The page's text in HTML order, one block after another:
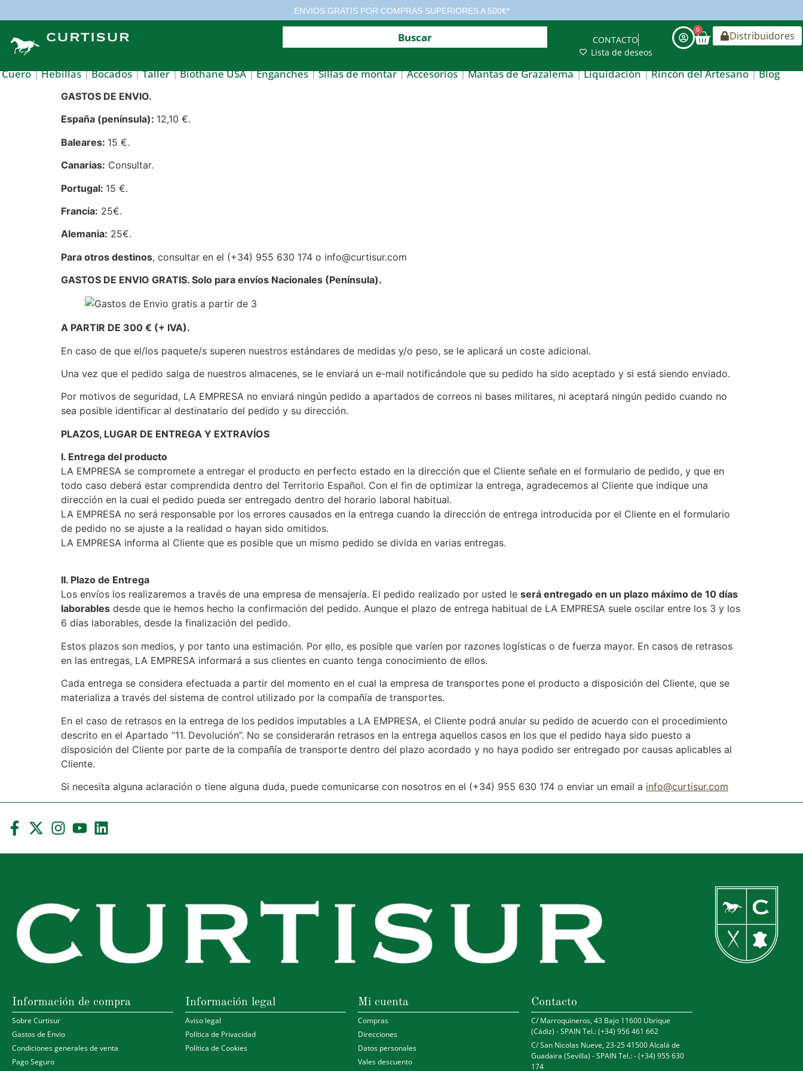
ENVIOS GRATIS POR COMPRAS SUPERIORES A 500€*
CONTACTO
Lista de deseos
0 Distribuidores
Cuero Hebillas Bocados Taller Biothane USA Enganches Sillas de montar Accesorios Mantas de Grazalema Liquidación Rincón del Artesano Blog
GASTOS DE ENVIO.
España (península): 12,10 €.
Baleares: 15 €.
Canarias: Consultar.
Portugal: 15 €.
Francia: 25€.
Alemania: 25€.
Para otros destinos, consultar en el (+34) 955 630 174 o info@curtisur.com
GASTOS DE ENVIO GRATIS. Solo para envíos Nacionales (Península).
A PARTIR DE 300 € (+ IVA).
En caso de que el/los paquete/s superen nuestros estándares de medidas y/o peso, se le aplicará un coste adicional.
Una vez que el pedido salga de nuestros almacenes, se le enviará un e-mail notificándole que su pedido ha sido aceptado y si está siendo enviado.
Por motivos de seguridad, LA EMPRESA no enviará ningún pedido a apartados de correos ni bases militares, ni aceptará ningún pedido cuando no
sea posible identificar al destinatario del pedido y su dirección.
PLAZOS, LUGAR DE ENTREGA Y EXTRAVÍOS
I. Entrega del producto
LA EMPRESA se compromete a entregar el producto en perfecto estado en la dirección que el Cliente señale en el formulario de pedido, y que en
todo caso deberá estar comprendida dentro del Territorio Español. Con el fin de optimizar la entrega, agradecemos al Cliente que indique una
dirección en la cual el pedido pueda ser entregado dentro del horario laboral habitual.
LA EMPRESA no será responsable por los errores causados en la entrega cuando la dirección de entrega introducida por el Cliente en el formulario
de pedido no se ajuste a la realidad o hayan sido omitidos.
LA EMPRESA informa al Cliente que es posible que un mismo pedido se divida en varias entregas.
II. Plazo de Entrega
Los envíos los realizaremos a través de una empresa de mensajería. El pedido realizado por usted le será entregado en un plazo máximo de 10 días
laborables desde que le hemos hecho la confirmación del pedido. Aunque el plazo de entrega habitual de LA EMPRESA suele oscilar entre los 3 y los
6 días laborables, desde la finalización del pedido.
Estos plazos son medios, y por tanto una estimación. Por ello, es posible que varíen por razones logísticas o de fuerza mayor. En casos de retrasos
en las entregas, LA EMPRESA informará a sus clientes en cuanto tenga conocimiento de ellos.
Cada entrega se considera efectuada a partir del momento en el cual la empresa de transportes pone el producto a disposición del Cliente, que se
materializa a través del sistema de control utilizado por la compañía de transportes.
En el caso de retrasos en la entrega de los pedidos imputables a LA EMPRESA, el Cliente podrá anular su pedido de acuerdo con el procedimiento
descrito en el Apartado “11. Devolución”. No se considerarán retrasos en la entrega aquellos casos en los que el pedido haya sido puesto a
disposición del Cliente por parte de la compañía de transporte dentro del plazo acordado y no haya podido ser entregado por causas aplicables al
Cliente.
Si necesita alguna aclaración o tiene alguna duda, puede comunicarse con nosotros en el (+34) 955 630 174 o enviar un email a info@curtisur.com
Información de compra
Sobre Curtisur
Gastos de Envio
Condiciones generales de venta
Pago Seguro
Información legal
Aviso legal
Política de Privacidad
Política de Cookies
Mi cuenta
Compras
Direcciones
Datos personales
Vales descuento
Contacto
C/ Marroquineros, 43 Bajo 11600 Ubrique
(Cádiz) - SPAIN Tel.: (+34) 956 461 662
C/ San Nicolas Nueve, 23-25 41500 Alcalá de
Guadaira (Sevilla) - SPAIN Tel.: - (+34) 955 630
174